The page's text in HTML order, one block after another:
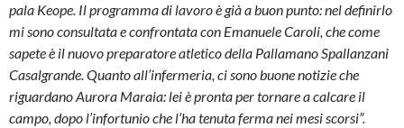
pala Keope. Il programma di lavoro è già a buon punto: nel definirlo
mi sono consultata e confrontata con Emanuele Caroli, che come
sapete è il nuovo preparatore atletico della Pallamano Spallanzani
Casalgrande. Quanto all’infermeria, ci sono buone notizie che
riguardano Aurora Maraia: lei è pronta per tornare a calcare il
campo, dopo l’infortunio che l’ha tenuta ferma nei mesi scorsi”.